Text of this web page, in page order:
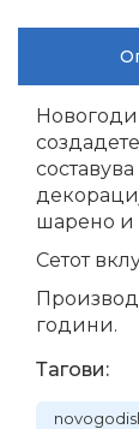
шарено и
Сетот
години.
Тагови: